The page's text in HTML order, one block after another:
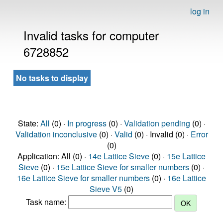
log in
Invalid tasks for computer
6728852
No tasks to display
State: All (0) · In progress(0) · Validation pending (0) ·
Validation inconclusive(0) · Valid (0) · Invalid (0) · Error
(0)
Application: All (0) · 14e Lattice Sieve (0) · 15e Lattice
Sieve (0) · 15e Lattice Sieve for smaller numbers (0) ·
16e Lattice Sieve for smaller numbers (0) · 16e Lattice
Sieve V5 (0)
Task name: